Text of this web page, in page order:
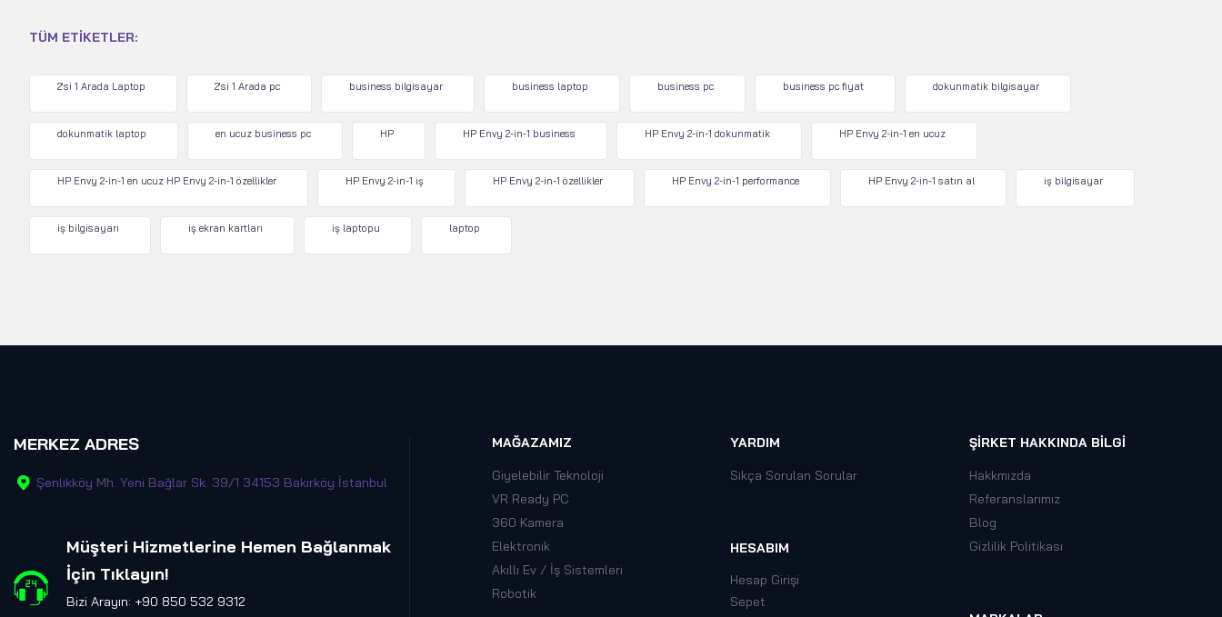
TÜM ETIKETLER:
2'si 1 Arada Laptop 2'si 1 Arada pc business bilgisayar business laptop business pc business pc fiyat dokunmatik bilgisayar
dokunmatik laptop en ucuz business pc HP HP Envy 2-in-1 business HP Envy 2-in-1 dokunmatik HP Envy 2-in-1 en ucuz
HP Envy 2-in-1 en ucuz HP Envy 2-in-1 özellikler HP Envy 2-in-1 iş HP Envy 2-in-1 özellikler HP Envy 2-in-1 performance HP Envy 2-in-1 satın al iş bilgisayar
iş bilgisayarı iş ekran kartları iş laptopu laptop
MERKEZ ADRES
Şenlikköy Mh. Yeni Bağlar Sk. 39/1 34153 Bakırköy İstanbul
Müşteri Hizmetlerine Hemen Bağlanmak
İçin Tıklayın!
Bizi Arayın: +90 850 532 9312
MAĞAZAMIZ
Giyelebilir Teknoloji
VR Ready PC
360 Kamera
Elektronik
Akıllı Ev / İş Sistemleri
Robotik
YARDIM
Sıkça Sorulan Sorular
HESABIM
Hesap Girişi
Sepet
ŞIRKET HAKKINDA BILGI
Hakkmızda
Referanslarımız
Blog
Gizlilik Politikası